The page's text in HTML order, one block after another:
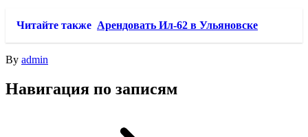
Читайте также Арендовать Ил-62 в Ульяновске
By admin
Навигация по записям